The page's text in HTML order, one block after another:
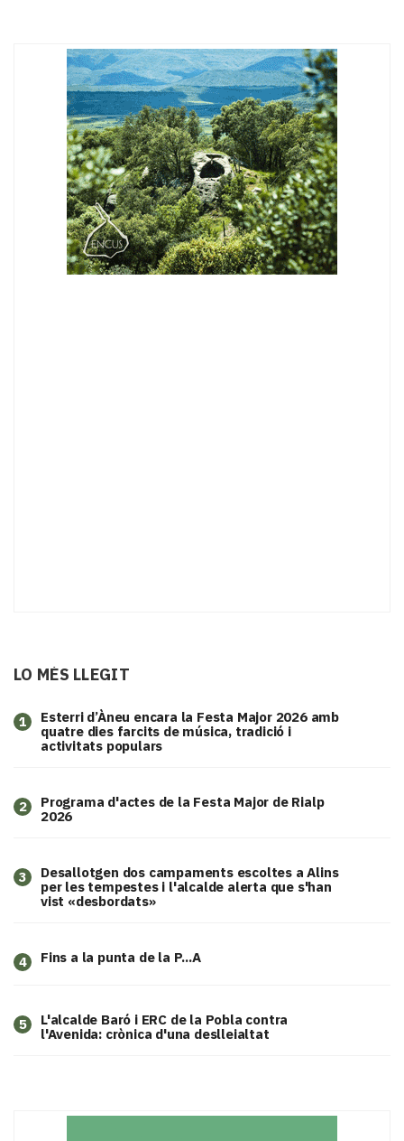
LO MÉS LLEGIT
1
Esterri d’Àneu encara la Festa Major 2026 amb
quatre dies farcits de música, tradició i
activitats populars
2
Programa d'actes de la Festa Major de Rialp
2026
3
​Desallotgen dos campaments escoltes a Alins
per les tempestes i l'alcalde alerta que s'han
vist «desbordats»
4 Fins a la punta de la P...A
5
L'alcalde Baró i ERC de la Pobla contra
l'Avenida: crònica d'una deslleialtat